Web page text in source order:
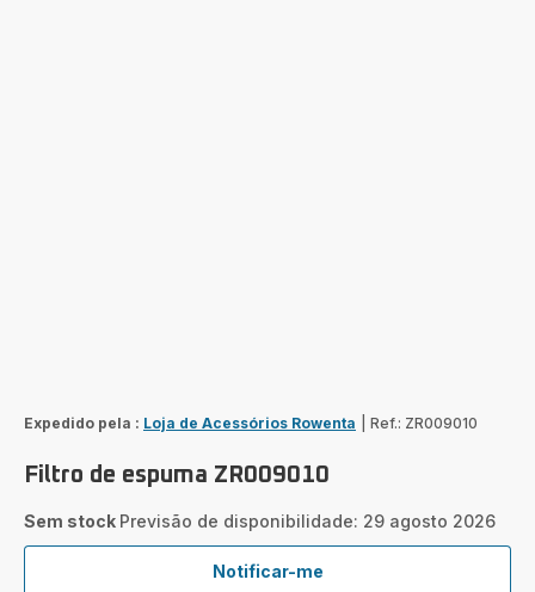
Expedido pela : Loja de Acessórios Rowenta Ref.: ZR009010
Filtro de espuma ZR009010
Sem stock Previsão de disponibilidade: 29 agosto 2026
Notificar-me
Filtro